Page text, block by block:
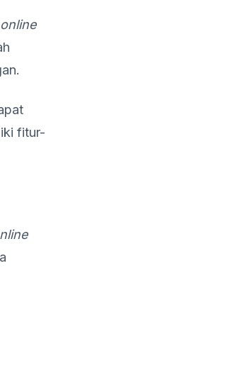
online
fitur-